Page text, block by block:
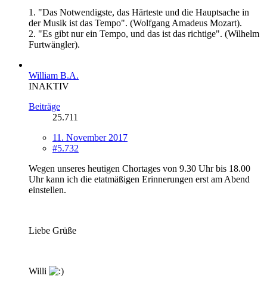
1. "Das Notwendigste, das Härteste und die Hauptsache in
der Musik ist das Tempo". (Wolfgang Amadeus Mozart).
2. "Es gibt nur ein Tempo, und das ist das richtige". (Wilhelm
Furtwängler).
William B.A.
INAKTIV
Beiträge
25.711
11. November 2017
#5.732
Wegen unseres heutigen Chortages von 9.30 Uhr bis 18.00
Uhr kann ich die etatmäßigen Erinnerungen erst am Abend
einstellen.
Liebe Grüße
Willi